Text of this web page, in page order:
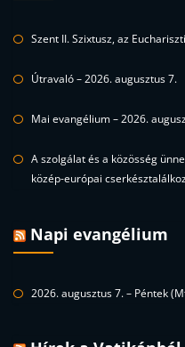
Szent II. Szixtusz, az
Útravaló – 2026. augusztus 7.
Mai evangélium – 2026.
A szolgálat és a közösség
közép-európai
Napi evangélium
2026. augusztus 7. – Péntek